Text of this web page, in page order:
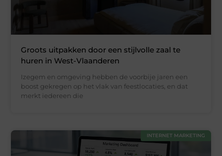
Groots uitpakken door een stijlvolle zaal te
huren in West-Vlaanderen
Izegem en omgeving hebben de voorbije jaren een
boost gekregen op het vlak van feestlocaties, en dat
merkt iedereen die
INTERNET MARKETING